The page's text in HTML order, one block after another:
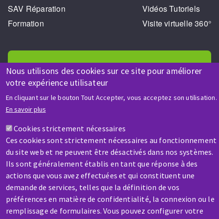
Nous utilisons des cookies sur ce site pour améliorer
votre expérience utilisateur
En cliquant sur le bouton Tout Accepter, vous acceptez son utilisation.
En savoir plus
Cookies strictement nécessaires
Ces cookies sont strictement nécessaires au fonctionnement
du site web et ne peuvent être désactivés dans nos systèmes.
Ils sont généralement établis en tant que réponse à des
actions que vous avez effectuées et qui constituent une
demande de services, telles que la définition de vos
préférences en matière de confidentialité, la connexion ou le
remplissage de formulaires. Vous pouvez configurer votre
SAV Réparation
Formation
Vidéos Tutoriels
Visite virtuelle 360°
AIDE & CONTACT
Une question ? Un renseignement ?
Contactez-nous